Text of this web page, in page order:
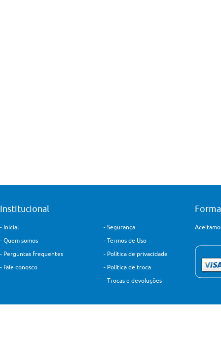
Institucional
- Inicial
- Quem somos
- Perguntas frequentes
- Fale conosco
- Segurança
- Termos de Uso
- Política de privacidade
- Política de troca
- Trocas e devoluções